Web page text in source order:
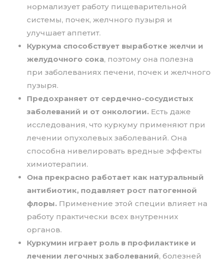
нормализует работу пищеварительной
системы, почек, желчного пузыря и
улучшает аппетит.
Куркума способствует выработке желчи и
желудочного сока, поэтому она полезна
при заболеваниях печени, почек и желчного
пузыря.
Предохраняет от сердечно-сосудистых
заболеваний и от онкологии. Есть даже
исследования, что куркуму применяют при
лечении опухолевых заболеваний. Она
способна нивелировать вредные эффекты
химиотерапии.
Она прекрасно работает как натуральный
антибиотик, подавляет рост патогенной
флоры. Применение этой специи влияет на
работу практически всех внутренних
органов.
Куркумин играет роль в профилактике и
лечении легочных заболеваний, болезней